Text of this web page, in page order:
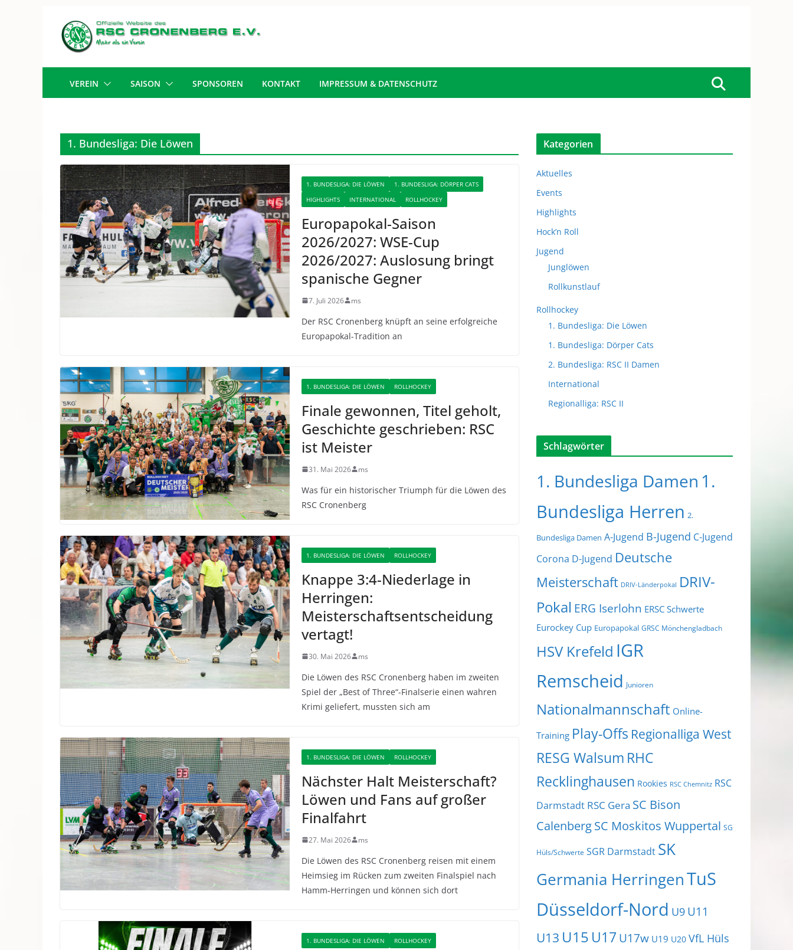
Inhalt
springen
VEREIN SAISON SPONSOREN KONTAKT IMPRESSUM & DATENSCHUTZ
1. Bundesliga: Die Löwen
1. BUNDESLIGA: DIE LÖWEN
1. BUNDESLIGA: DÖRPER CATS
HIGHLIGHTS
INTERNATIONAL ROLLHOCKEY
Europapokal-Saison
2026/2027: WSE-Cup
2026/2027: Auslosung bringt
spanische Gegner
7. Juli 2026 ms
Der RSC Cronenberg knüpft an seine erfolgreiche
Europapokal-Tradition an
1. BUNDESLIGA: DIE LÖWEN ROLLHOCKEY
Finale gewonnen, Titel geholt,
Geschichte geschrieben: RSC
ist Meister
31. Mai 2026 ms
Was für ein historischer Triumph für die Löwen des
RSC Cronenberg
1. BUNDESLIGA: DIE LÖWEN ROLLHOCKEY
Knappe 3:4-Niederlage in
Herringen:
Meisterschaftsentscheidung
vertagt!
30. Mai 2026 ms
Die Löwen des RSC Cronenberg haben im zweiten
Spiel der „Best of Three“-Finalserie einen wahren
Krimi geliefert, mussten sich am
1. BUNDESLIGA: DIE LÖWEN ROLLHOCKEY
Nächster Halt Meisterschaft?
Löwen und Fans auf großer
Finalfahrt
27. Mai 2026 ms
Die Löwen des RSC Cronenberg reisen mit einem
Heimsieg im Rücken zum zweiten Finalspiel nach
Hamm‑Herringen und können sich dort
1. BUNDESLIGA: DIE LÖWEN ROLLHOCKEY
Kategorien
Aktuelles
Events
Highlights
Hock’n Roll
Jugend
Junglöwen
Rollkunstlauf
Rollhockey
1. Bundesliga: Die Löwen
1. Bundesliga: Dörper Cats
2. Bundesliga: RSC II Damen
International
Regionalliga: RSC II
Schlagwörter
1. Bundesliga Damen 1.
Bundesliga Herren 2.
Bundesliga Damen A-Jugend B-Jugend C-Jugend
Corona D-Jugend Deutsche
Meisterschaft DRIV-Länderpokal DRIV-
Pokal ERG Iserlohn ERSC Schwerte
Eurockey Cup Europapokal GRSC Mönchengladbach
HSV Krefeld IGR
Remscheid Junioren
Nationalmannschaft Online-
Training Play-Offs Regionalliga West
RESG Walsum RHC
Recklinghausen Rookies RSC Chemnitz RSC
Darmstadt RSC Gera SC Bison
CalenbergSC Moskitos Wuppertal SG
Hüls/Schwerte SGR Darmstadt SK
Germania HerringenTuS
Düsseldorf-Nord U9 U11
U13 U15 U17 U17w U19 U20 VfL Hüls